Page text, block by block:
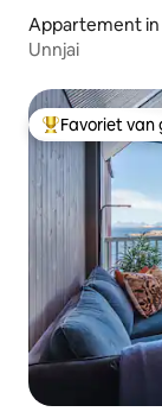
Appartement in
Unnjai
Topfavoriet
Favoriet van